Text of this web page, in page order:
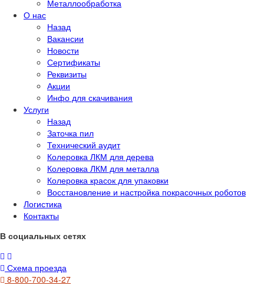
Металлообработка
О нас
Назад
Вакансии
Новости
Сертификаты
Реквизиты
Акции
Инфо для скачивания
Услуги
Назад
Заточка пил
Технический аудит
Колеровка ЛКМ для дерева
Колеровка ЛКМ для металла
Колеровка красок для упаковки
Восстановление и настройка покрасочных роботов
Логистика
Контакты
В социальных сетях
Схема проезда
8-800-700-34-27